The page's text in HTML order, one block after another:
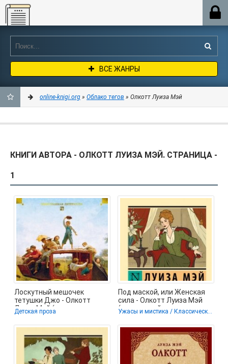
Online-knigi.org
ВСЕ ЖАНРЫ
ЗАКЛАДКИ
online-knigi.org » Облако тегов » Олкотт Луиза Мэй
КНИГИ АВТОРА - ОЛКОТТ ЛУИЗА МЭЙ. СТРАНИЦА -
1
Лоскутный мешочек
тетушки Джо - Олкотт
Луиза Мэй (читать книги
онлайн
Детская проза
Под маской, или Женская
сила - Олкотт Луиза Мэй
(книги онлайн полные
Ужасы и мистика / Классическая проза